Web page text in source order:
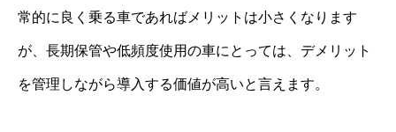
常的に良く乗る車であればメリットは小さくなります
が、長期保管や低頻度使用の車にとっては、デメリット
を管理しながら導入する価値が高いと言えます。